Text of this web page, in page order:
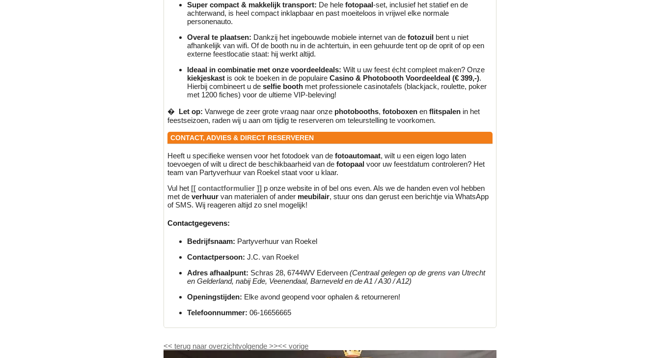
Super compact & makkelijk transport: De hele fotopaal-set, inclusief het statief en de
achterwand, is heel compact inklapbaar en past moeiteloos in vrijwel elke normale
personenauto.
Overal te plaatsen: Dankzij het ingebouwde mobiele internet van de fotozuil bent u niet
afhankelijk van wifi. Of de booth nu in de achtertuin, in een gehuurde tent op de oprit of op een
externe feestlocatie staat: hij werkt altijd.
Ideaal in combinatie met onze voordeeldeals: Wilt u uw feest écht compleet maken? Onze
kiekjeskast is ook te boeken in de populaire Casino & Photobooth Voordeeldeal (€ 399,-).
Hierbij combineert u de selfie booth met professionele casinotafels (blackjack, roulette, poker
met 1200 fiches) voor de ultieme VIP-beleving!
� ️ Let op: Vanwege de zeer grote vraag naar onze photobooths, fotoboxen en flitspalen in het
feestseizoen, raden wij u aan om tijdig te reserveren om teleurstelling te voorkomen.
CONTACT, ADVIES & DIRECT RESERVEREN
Heeft u specifieke wensen voor het fotodoek van de fotoautomaat, wilt u een eigen logo laten
toevoegen of wilt u direct de beschikbaarheid van de fotopaal voor uw feestdatum controleren? Het
team van Partyverhuur van Roekel staat voor u klaar.
Vul het [[ contactformulier ]] p onze website in of bel ons even. Als we de handen even vol hebben
met de verhuur van materialen of ander meubilair, stuur ons dan gerust een berichtje via WhatsApp
of SMS. Wij reageren altijd zo snel mogelijk!
Contactgegevens:
Bedrijfsnaam: Partyverhuur van Roekel
Contactpersoon: J.C. van Roekel
Adres afhaalpunt: Schras 28, 6744WV Ederveen (Centraal gelegen op de grens van Utrecht
en Gelderland, nabij Ede, Veenendaal, Barneveld en de A1 / A30 / A12)
Openingstijden: Elke avond geopend voor ophalen & retourneren!
Telefoonnummer: 06-16656665
<< terug naar overzichtvolgende >><< vorige